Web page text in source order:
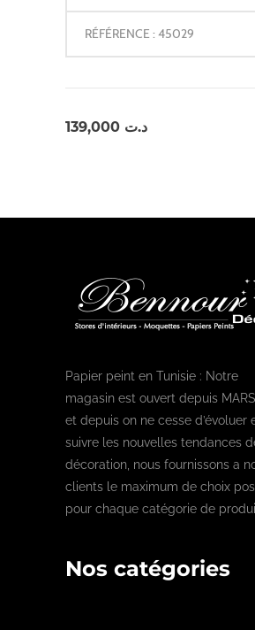
RÉFÉRENCE : 45029
د.ت
Papier peint en Tunisie : Notre
magasin est ouvert depuis
et depuis on ne cesse d’évoluer
suivre les nouvelles tendances
décoration, nous fournissons a
clients le maximum de choix
pour chaque catégorie de
Nos catégories